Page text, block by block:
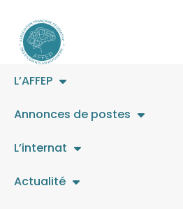
L’AFFEP
Annonces de postes
L’internat
Actualité
poste
service
universitaire